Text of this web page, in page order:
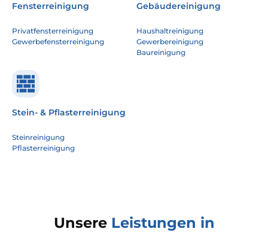
Fensterreinigung
Privatfensterreinigung
Gewerbefensterreinigung
Gebäudereinigung
Haushaltreinigung
Gewerbereinigung
Baureinigung
Stein- & Pflasterreinigung
Steinreinigung
Pflasterreinigung
Unsere Leistungen in